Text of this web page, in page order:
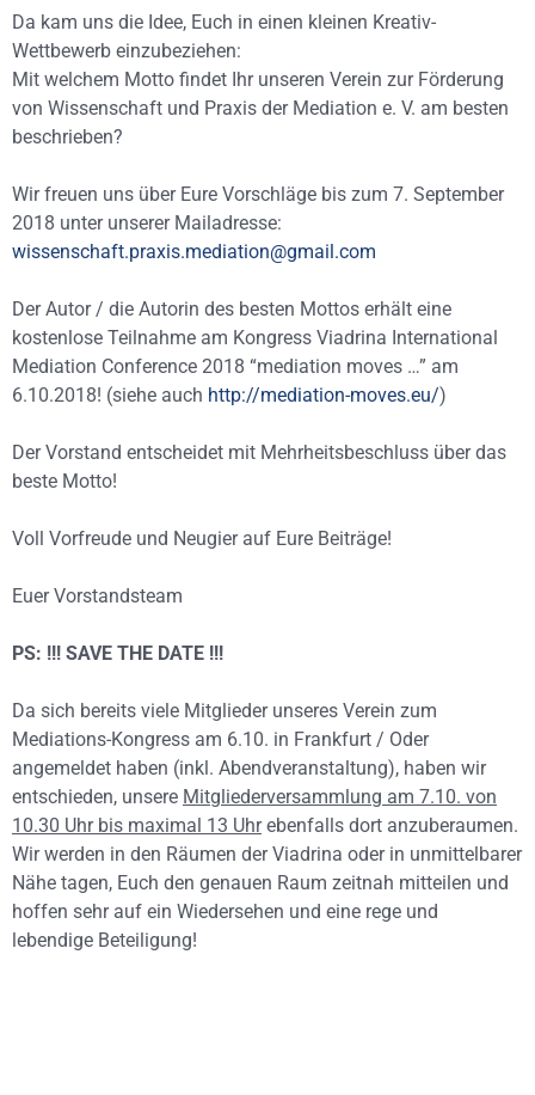
Da kam uns die Idee, Euch in einen kleinen Kreativ-
Wettbewerb einzubeziehen:
Mit welchem Motto findet Ihr unseren Verein zur Förderung
von Wissenschaft und Praxis der Mediation e. V. am besten
beschrieben?
Wir freuen uns über Eure Vorschläge bis zum 7. September
2018 unter unserer Mailadresse:
wissenschaft.praxis.mediation@gmail.com
Der Autor / die Autorin des besten Mottos erhält eine
kostenlose Teilnahme am Kongress Viadrina International
Mediation Conference 2018 “mediation moves …” am
6.10.2018! (siehe auch http://mediation-moves.eu/)
Der Vorstand entscheidet mit Mehrheitsbeschluss über das
beste Motto!
Voll Vorfreude und Neugier auf Eure Beiträge!
Euer Vorstandsteam
PS: !!! SAVE THE DATE !!!
Da sich bereits viele Mitglieder unseres Verein zum
Mediations-Kongress am 6.10. in Frankfurt / Oder
angemeldet haben (inkl. Abendveranstaltung), haben wir
entschieden, unsere Mitgliederversammlung am 7.10. von
10.30 Uhr bis maximal 13 Uhrebenfalls dort anzuberaumen.
Wir werden in den Räumen der Viadrina oder in unmittelbarer
Nähe tagen, Euch den genauen Raum zeitnah mitteilen und
hoffen sehr auf ein Wiedersehen und eine rege und
lebendige Beteiligung!